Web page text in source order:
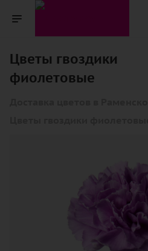
Цветы гвоздики
фиолетовые